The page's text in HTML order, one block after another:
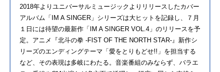
2018年よりユニバーサルミュージックよりリリースしたカバー
アルバム「IM A SINGER」シリーズは大ヒットを記録し、７月
１日には待望の最新作「IM A SINGER VOL.4」のリリースを予
定。アニメ『北斗の拳 -FIST OF THE NORTH STAR-』新作シ
リーズのエンディングテーマ「愛をとりもどせ!!」を担当する
など、その表現は多岐にわたる。音楽番組のみならず、バラエ